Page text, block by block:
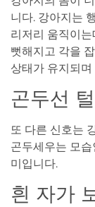
니다. 강아지는
리저리 움직이
뻣해지고 각을
상태가 유지되
곤두선 털
또 다른 신호는
곤두세우는 모
미입니다.
흰 자가